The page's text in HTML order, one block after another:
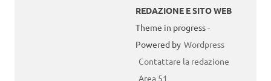
REDAZIONE E SITO WEB
Theme in progress -
Powered by Wordpress
Contattare la redazione
Area 51